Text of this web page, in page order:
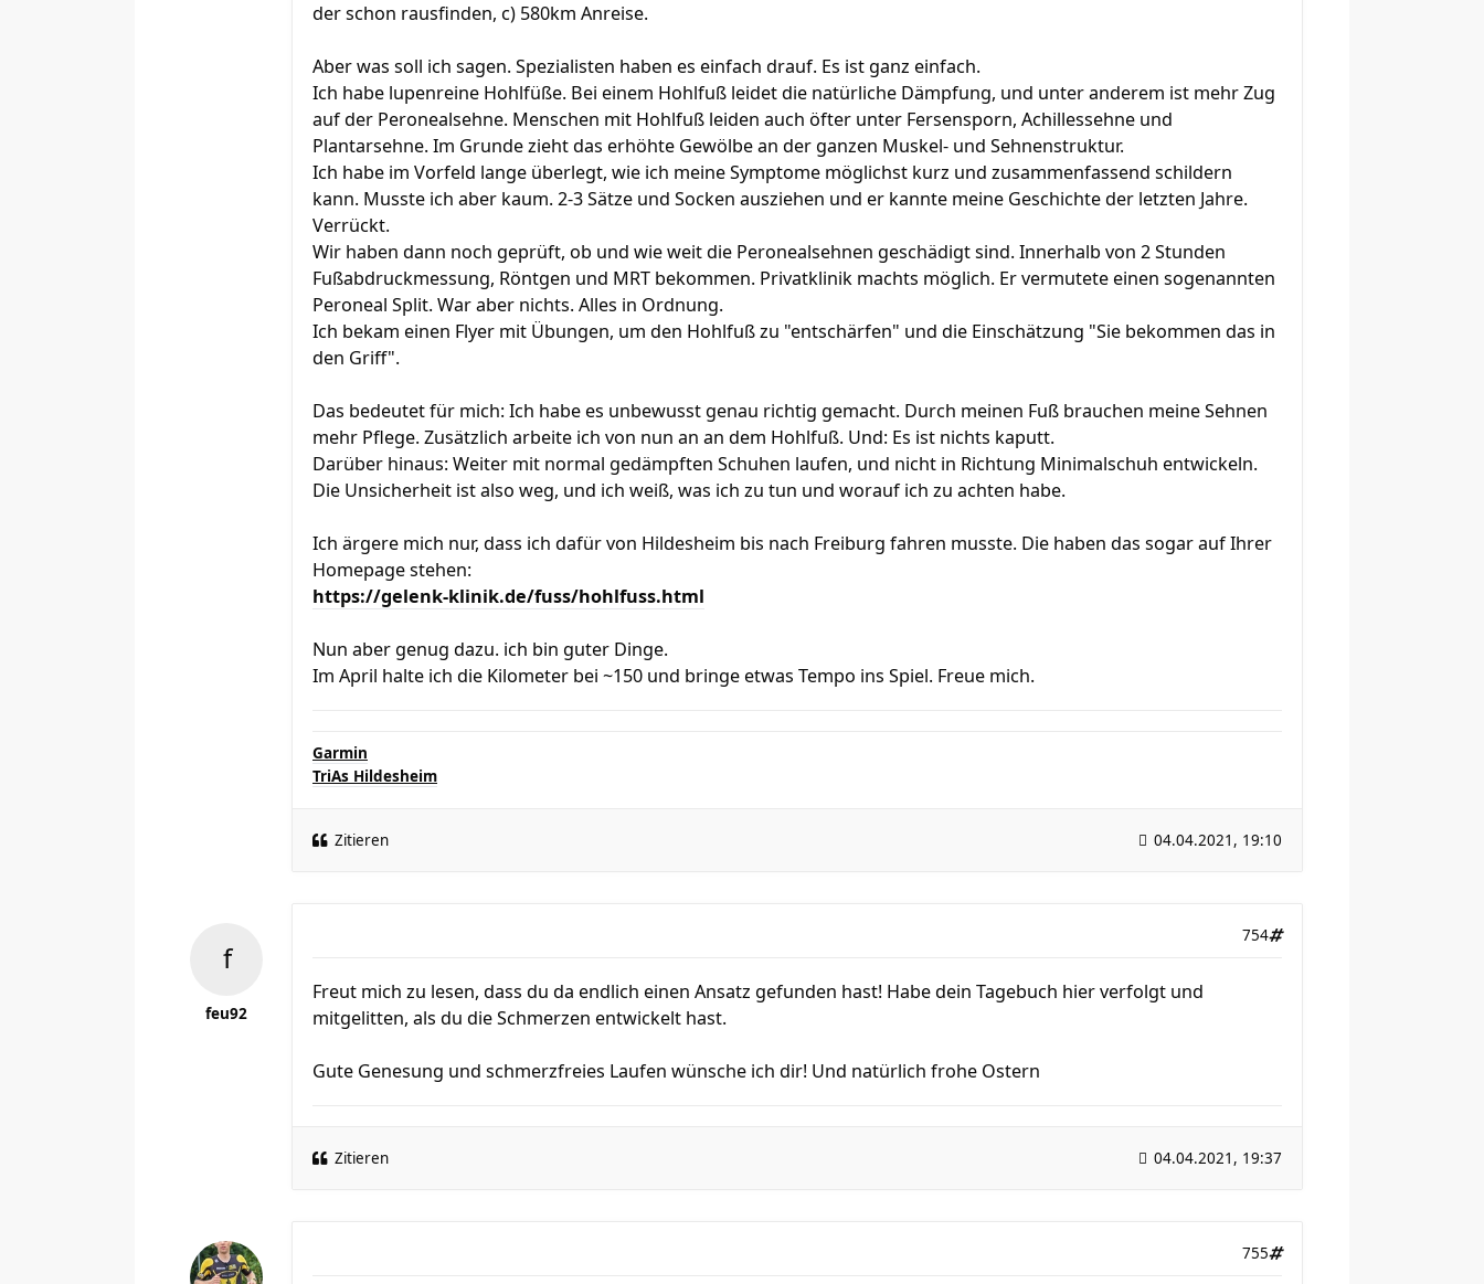
der schon rausfinden, c) 580km Anreise.
Aber was soll ich sagen. Spezialisten haben es einfach drauf. Es ist ganz einfach.
Ich habe lupenreine Hohlfüße. Bei einem Hohlfuß leidet die natürliche Dämpfung, und unter anderem ist mehr Zug
auf der Peronealsehne. Menschen mit Hohlfuß leiden auch öfter unter Fersensporn, Achillessehne und
Plantarsehne. Im Grunde zieht das erhöhte Gewölbe an der ganzen Muskel- und Sehnenstruktur.
Ich habe im Vorfeld lange überlegt, wie ich meine Symptome möglichst kurz und zusammenfassend schildern
kann. Musste ich aber kaum. 2-3 Sätze und Socken ausziehen und er kannte meine Geschichte der letzten Jahre.
Verrückt.
Wir haben dann noch geprüft, ob und wie weit die Peronealsehnen geschädigt sind. Innerhalb von 2 Stunden
Fußabdruckmessung, Röntgen und MRT bekommen. Privatklinik machts möglich. Er vermutete einen sogenannten
Peroneal Split. War aber nichts. Alles in Ordnung.
Ich bekam einen Flyer mit Übungen, um den Hohlfuß zu "entschärfen" und die Einschätzung "Sie bekommen das in
den Griff".
Das bedeutet für mich: Ich habe es unbewusst genau richtig gemacht. Durch meinen Fuß brauchen meine Sehnen
mehr Pflege. Zusätzlich arbeite ich von nun an an dem Hohlfuß. Und: Es ist nichts kaputt.
Darüber hinaus: Weiter mit normal gedämpften Schuhen laufen, und nicht in Richtung Minimalschuh entwickeln.
Die Unsicherheit ist also weg, und ich weiß, was ich zu tun und worauf ich zu achten habe.
Ich ärgere mich nur, dass ich dafür von Hildesheim bis nach Freiburg fahren musste. Die haben das sogar auf Ihrer
Homepage stehen:
https://gelenk-klinik.de/fuss/hohlfuss.html
Nun aber genug dazu. ich bin guter Dinge.
Im April halte ich die Kilometer bei ~150 und bringe etwas Tempo ins Spiel. Freue mich.
Garmin
TriAs Hildesheim
Zitieren 04.04.2021, 19:10
feu92
754
Freut mich zu lesen, dass du da endlich einen Ansatz gefunden hast! Habe dein Tagebuch hier verfolgt und
mitgelitten, als du die Schmerzen entwickelt hast.
Gute Genesung und schmerzfreies Laufen wünsche ich dir! Und natürlich frohe Ostern
Zitieren 04.04.2021, 19:37
755